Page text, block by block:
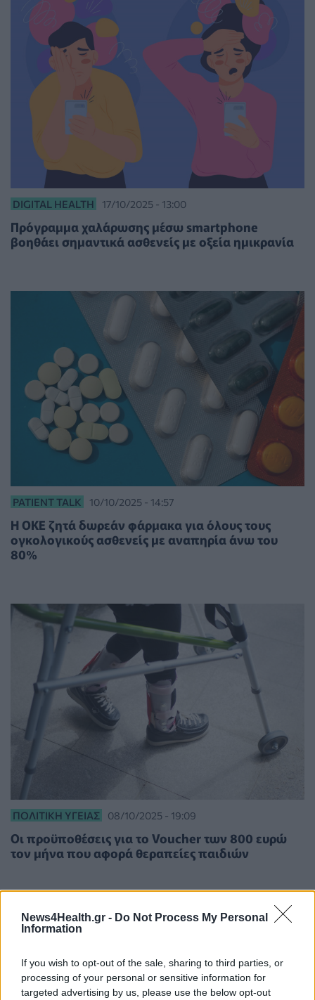
News4Health.gr - Do Not Process My Personal
Information
If you wish to opt-out of the sale, sharing to third parties, or
processing of your personal or sensitive information for
targeted advertising by us, please use the below opt-out
DIGITAL HEALTH 17/10/2025 - 13:00
Πρόγραμμα χαλάρωσης μέσω smartphone
βοηθάει σημαντικά ασθενείς με οξεία ημικρανία
PATIENT TALK 10/10/2025 - 14:57
Η ΟΚΕ ζητά δωρεάν φάρμακα για όλους τους
ογκολογικούς ασθενείς με αναπηρία άνω του
80%
ΠΟΛΙΤΙΚΉ ΥΓΕΊΑΣ 08/10/2025 - 19:09
Οι προϋποθέσεις για το Voucher των 800 ευρώ
τον μήνα που αφορά θεραπείες παιδιών